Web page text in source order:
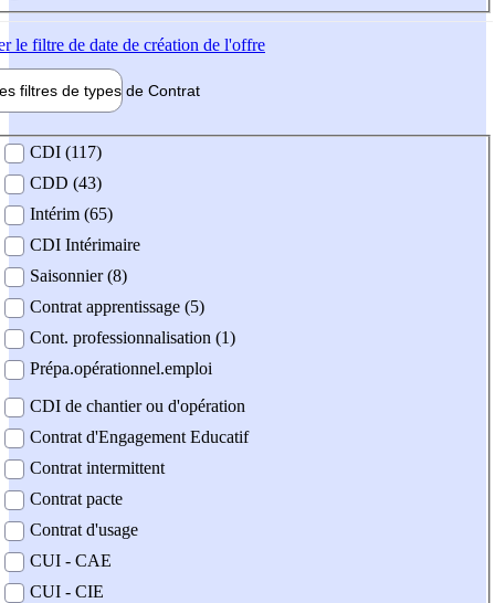
le filtre de date de création de l'offre
filtres de types de Contrat
contrat
CDI (117)
CDD (43)
Intérim (65)
CDI Intérimaire
Saisonnier (8)
Contrat apprentissage (5)
Cont. professionnalisation (1)
Prépa.opérationnel.emploi
CDI de chantier ou d'opération
Contrat d'Engagement Educatif
Contrat intermittent
Contrat pacte
Contrat d'usage
CUI - CAE
CUI - CIE